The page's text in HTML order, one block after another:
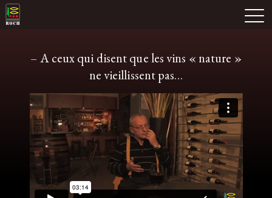
Skip
to
Domaine Prieuré Roch
– A ceux qui disent que les vins « nature »
ne vieillissent pas…